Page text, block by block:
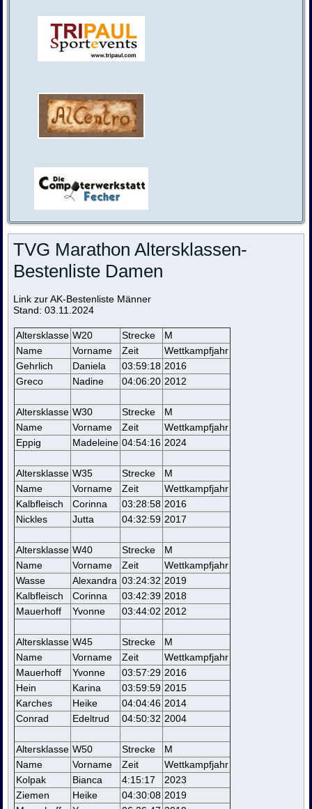
TVG Marathon Altersklassen-
Bestenliste Damen
Link zur AK-Bestenliste Männer
Stand: 03.11.2024
Altersklasse W20 Strecke
M
Name
Vorname Zeit
Wettkampfjahr
Gehrlich
Daniela 03:59:18 2016
Greco
Nadine 04:06:20 2012
Altersklasse W30 Strecke
M
Name
Vorname Zeit
Wettkampfjahr
Eppig
Madeleine 04:54:16 2024
Altersklasse W35 Strecke
M
Name
Vorname Zeit
Wettkampfjahr
Kalbfleisch
Corinna 03:28:58 2016
Nickles
Jutta 04:32:59 2017
Altersklasse W40 Strecke
M
Name
Vorname Zeit
Wettkampfjahr
Wasse
Alexandra 03:24:32 2019
Kalbfleisch
Corinna 03:42:39 2018
Mauerhoff
Yvonne 03:44:02 2012
Altersklasse W45 Strecke
M
Name
Vorname Zeit
Wettkampfjahr
Mauerhoff
Yvonne 03:57:29 2016
Hein
Karina 03:59:59 2015
Karches
Heike 04:04:46 2014
Conrad
Edeltrud 04:50:32 2004
Altersklasse W50 Strecke
M
Name
Vorname Zeit
Wettkampfjahr
Kolpak
Bianca 4:15:17
2023
Ziemen
Heike 04:30:08 2019